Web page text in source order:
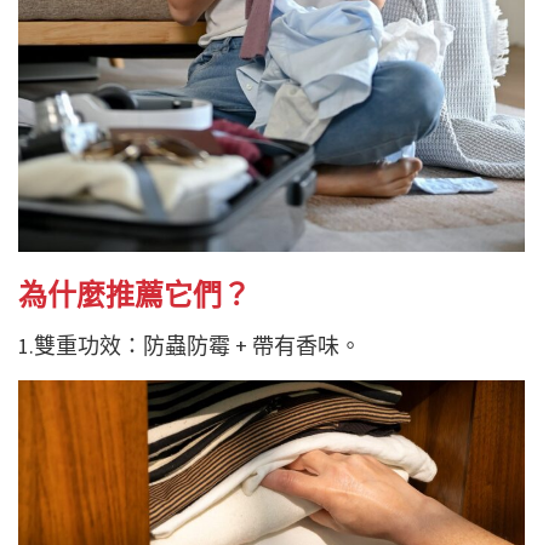
為什麼推薦它們？
1.雙重功效： 防蟲防霉 + 帶有香味。